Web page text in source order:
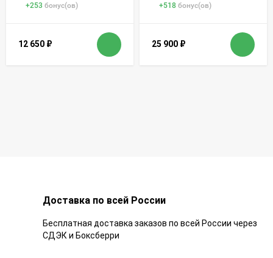
+253 бонус(ов)
12 650 ₽
+518 бонус(ов)
25 900 ₽
Доставка по всей России
Бесплатная доставка заказов по всей России через
СДЭК и Боксберри